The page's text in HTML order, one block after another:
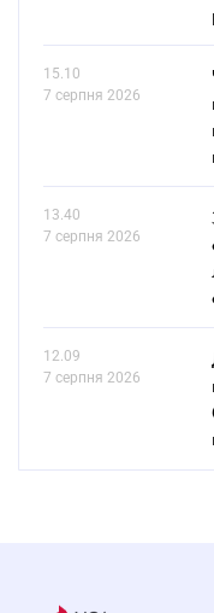
15.10
7 серпня 2026
13.40
7 серпня 2026
12.09
7 серпня 2026